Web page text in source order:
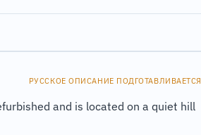
РУССКОЕ ОПИСАНИЕ ПОДГОТАВЛИВАЕТСЯ
and is located on a quiet hill